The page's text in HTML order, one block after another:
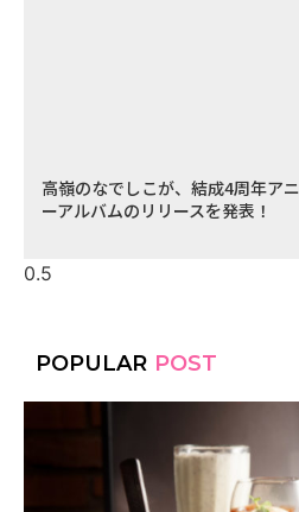
高嶺のなでしこが、結成4周年ア
ーアルバムのリリースを発表！
POPULAR POST